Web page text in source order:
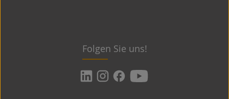
Folgen Sie uns!